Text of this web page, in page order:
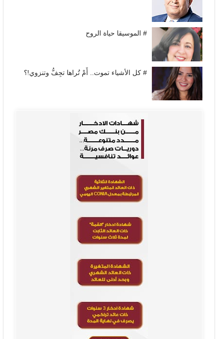
# الموسيقا حياة الروح
# كل الأشياء تموت.. أَمْ تُراها تجِفُّ وتنزوي!؟